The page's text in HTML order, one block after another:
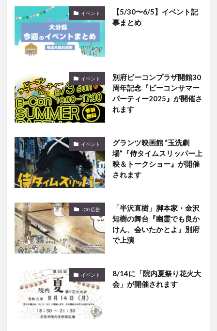
イベント
【5/30〜6/5】イベント記
事まとめ
イベント
別府ビーコンプラザ開館30
周年記念『ビーコンサマー
パーティー2025』が開催さ
れます
イベント
グランツ映画館 “玉洗劇
場”『侍タイムスリッパー上
映＆トークショー』が開催
されます
LOG広告
「半沢直樹」脚本家・金沢
知樹の舞台『幽霊でも良か
けん、会いたかとよ』別府
で上演
イベント
8/14に「院内夏祭り花火大
会」が開催されます